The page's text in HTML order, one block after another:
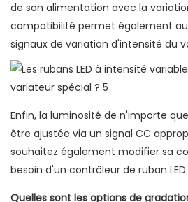
de son alimentation avec la
compatibilité permet également
signaux de variation d'intensité du
Enfin, la luminosité de n'importe
être ajustée via un signal CC
souhaitez également modifier sa
besoin d'un contrôleur de ruban LED.
Quelles sont les options de